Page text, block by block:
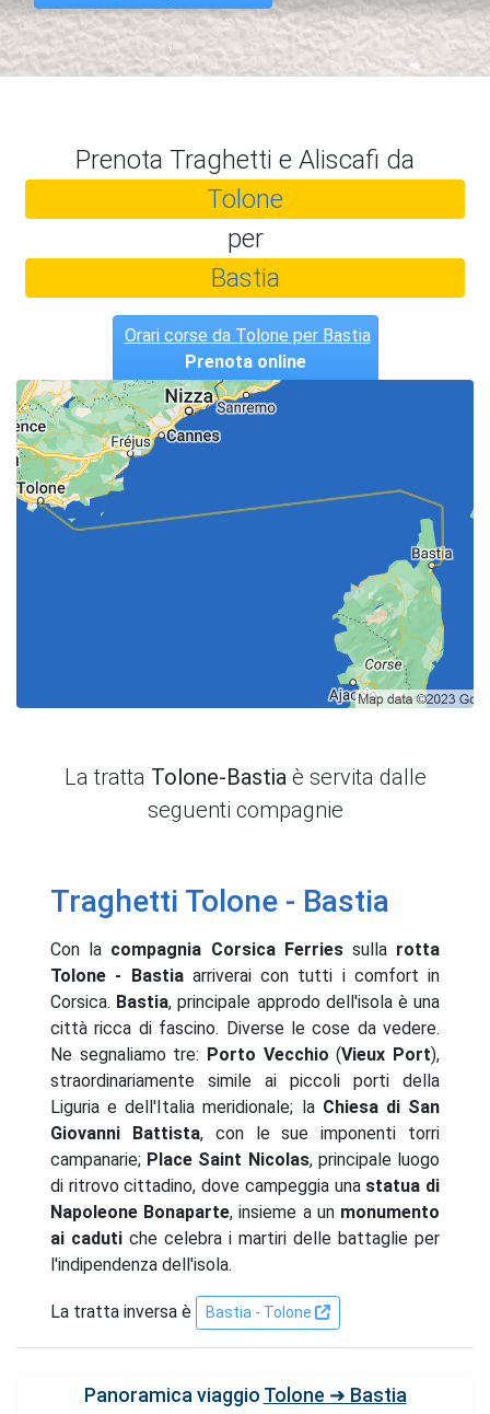
Prenota Traghetti e Aliscafi da
Tolone
per
Bastia
Orari corse da Tolone per Bastia
Prenota online
La tratta Tolone-Bastiaè servita dalle
seguenti compagnie
Traghetti Tolone - Bastia
Con la compagnia Corsica Ferriessulla rotta
Tolone - Bastiaarriverai con tutti i comfort in
Corsica. Bastia, principale approdo dell'isola è una
città ricca di fascino. Diverse le cose da vedere.
Ne segnaliamo tre: Porto Vecchio (Vieux Port),
straordinariamente simile ai piccoli porti della
Liguria e dell'Italia meridionale; la Chiesa di San
Giovanni Battista, con le sue imponenti torri
campanarie; Place Saint Nicolas, principale luogo
di ritrovo cittadino, dove campeggia una statua di
Napoleone Bonaparte, insieme a un monumento
ai caduti che celebra i martiri delle battaglie per
l'indipendenza dell'isola.
La tratta inversa è Bastia - Tolone
Panoramica viaggio Tolone ➜ Bastia